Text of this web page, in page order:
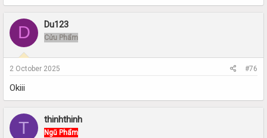
D Du123
Cửu Phẩm
2 October 2025 #76
Okiii
T thinhthinh
Ngũ Phẩm